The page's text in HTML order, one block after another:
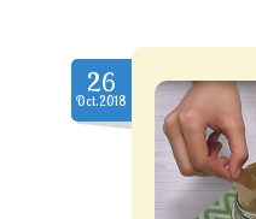
26
Oct.2018